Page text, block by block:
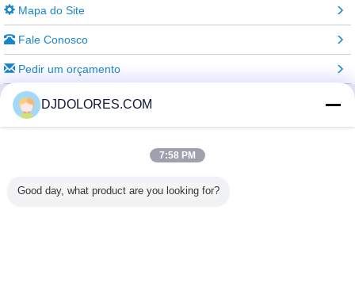
Mapa do Site
Fale Conosco
Pedir um orçamento
Mude a língua
Local completo
DJDOLORES.COM
7:58 PM
Good day, what product are you looking for?